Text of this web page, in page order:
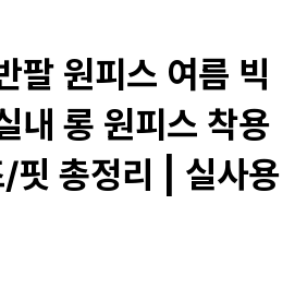
팔 원피스 여름 빅
내 롱 원피스 착용
핏 총정리 | 실사용